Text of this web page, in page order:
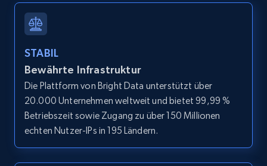
Youtube - Videos posts - Search new
URL, Title, Youtuber, Youtuber md5, Video url,
Video length, Likes, Views, and more.
8.1K+ 714+
STABIL
Bewährte Infrastruktur
Die Plattform von Bright Data unterstützt über
20.000 Unternehmen weltweit und bietet 99,99 %
Betriebszeit sowie Zugang zu über 150 Millionen
echten Nutzer-IPs in 195 Ländern.